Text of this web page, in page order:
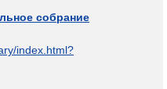
собрание
index.html?